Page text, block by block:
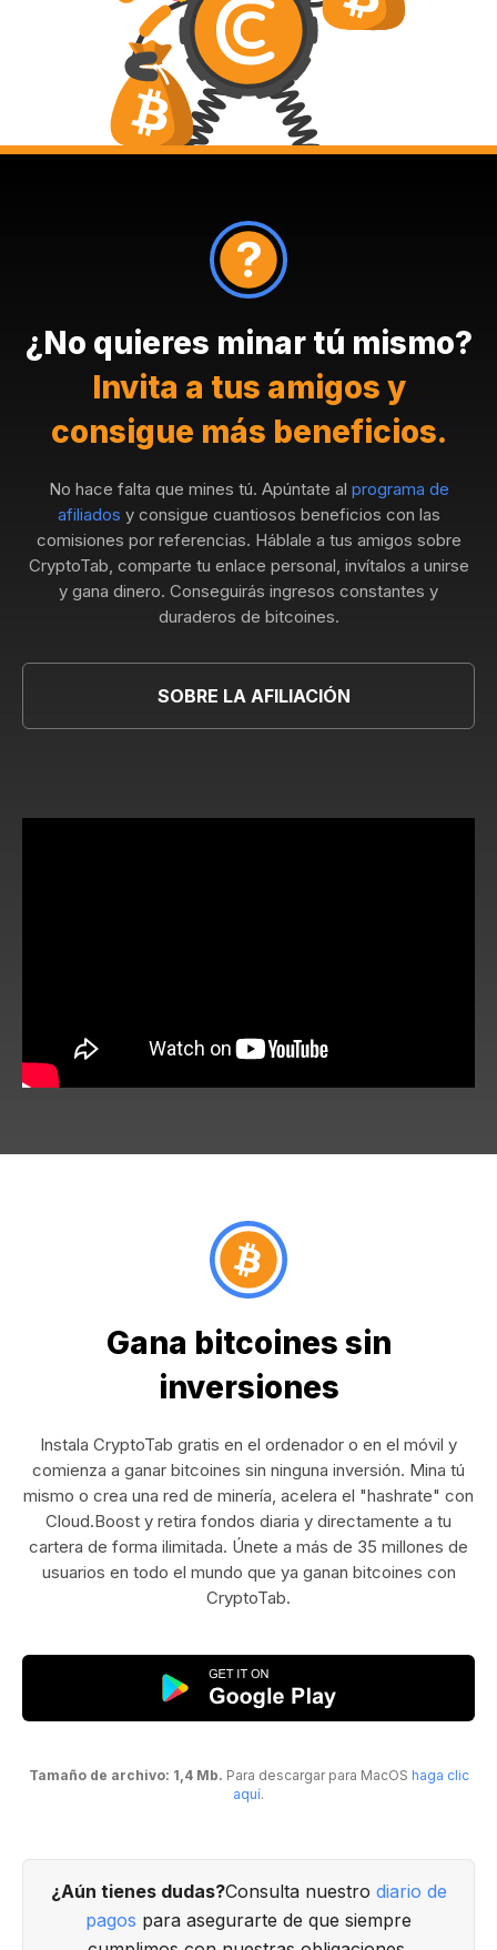
¿No quieres minar tú mismo?
Invita a tus amigos y
consigue más beneficios.
No hace falta que mines tú. Apúntate al programa de
afiliados y consigue cuantiosos beneficios con las
comisiones por referencias. Háblale a tus amigos sobre
CryptoTab, comparte tu enlace personal, invítalos a unirse
y gana dinero. Conseguirás ingresos constantes y
duraderos de bitcoines.
SOBRE LA AFILIACIÓN
Gana bitcoines sin
inversiones
Instala CryptoTab gratis en el ordenador o en el móvil y
comienza a ganar bitcoines sin ninguna inversión. Mina tú
mismo o crea una red de minería, acelera el "hashrate" con
Cloud.Boost y retira fondos diaria y directamente a tu
cartera de forma ilimitada. Únete a más de 35 millones de
usuarios en todo el mundo que ya ganan bitcoines con
CryptoTab.
Tamaño de archivo: 1,4 Mb. Para descargar para MacOS haga clic
aquí.
¿Aún tienes dudas?Consulta nuestro diario de
pagos para asegurarte de que siempre